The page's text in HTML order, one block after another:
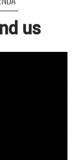
us